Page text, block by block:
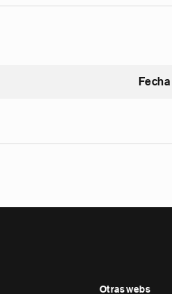
Otras webs